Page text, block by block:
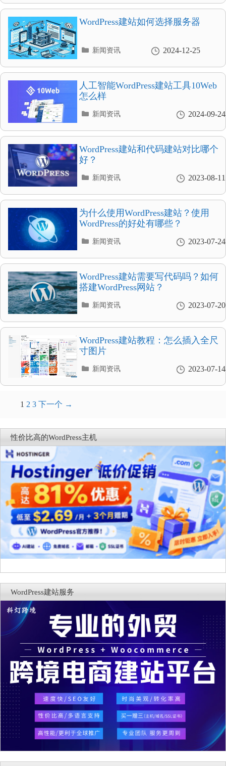
录
WordPress建站如何选择服务器
2024-12-25
分
录
新闻资讯
人工智能WordPress建站工具10Web
怎么样
2024-09-24
分
录
新闻资讯
WordPress建站和代码建站对比哪个
好？
2023-08-11
分
录
新闻资讯
为什么使用WordPress建站？使用
WordPress的好处有哪些？
2023-07-24
分
录
新闻资讯
WordPress建站需要写代码吗？如何
搭建WordPress网站？
2023-07-20
分
录
新闻资讯
WordPress建站教程：怎么插入全尺
寸图片
2023-07-14
分
新闻资讯
文
导
航
1 2 3 下一个 →
性价比高的WordPress主机
WordPress建站服务